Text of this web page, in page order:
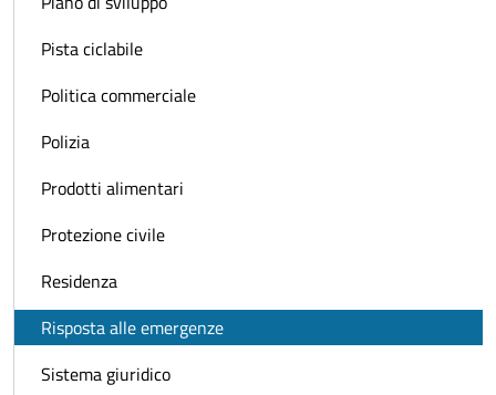
Pista ciclabile
Politica commerciale
Polizia
Prodotti alimentari
Protezione civile
Residenza
Risposta alle emergenze
Sistema giuridico